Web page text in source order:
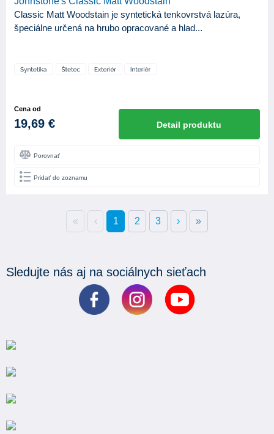
Classic Matt Woodstain je syntetická tenkovrstvá lazúra,
špeciálne určená na hrubo opracované a hlad...
Cena od
19,69 € Detail produktu
Porovnať
Pridať do zoznamu
« ‹ 1 2 3 › »
Sledujte nás aj na sociálnych sieťach